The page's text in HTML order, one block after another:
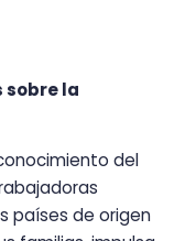
sobre la
del
países de origen